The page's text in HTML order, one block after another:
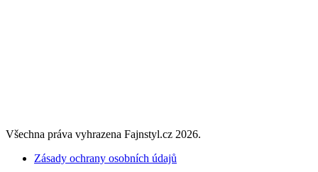
Všechna práva vyhrazena Fajnstyl.cz 2026.
Zásady ochrany osobních údajů